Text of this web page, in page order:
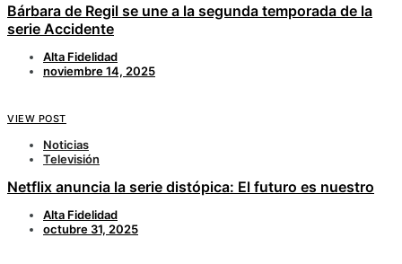
Bárbara de Regil se une a la segunda temporada de la
serie Accidente
Alta Fidelidad
noviembre 14, 2025
VIEW POST
Noticias
Televisión
Netflix anuncia la serie distópica: El futuro es nuestro
Alta Fidelidad
octubre 31, 2025